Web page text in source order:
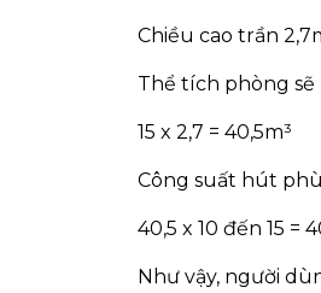
Chiều cao trần
Thể tích phòng sẽ
15 x 2,7 = 40,5m³
Công suất hút
40,5 x 10 đến 15 =
Như vậy, người